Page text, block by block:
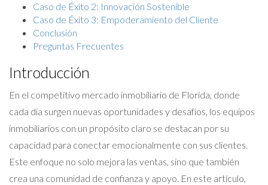
Caso de Éxito 2: Innovación Sostenible
Caso de Éxito 3: Empoderamiento del Cliente
Conclusión
Preguntas Frecuentes
Introducción
En el competitivo mercado inmobiliario de Florida, donde
cada día surgen nuevas oportunidades y desafíos, los equipos
inmobiliarios con un propósito claro se destacan por su
capacidad para conectar emocionalmente con sus clientes.
Este enfoque no solo mejora las ventas, sino que también
crea una comunidad de confianza y apoyo. En este artículo,